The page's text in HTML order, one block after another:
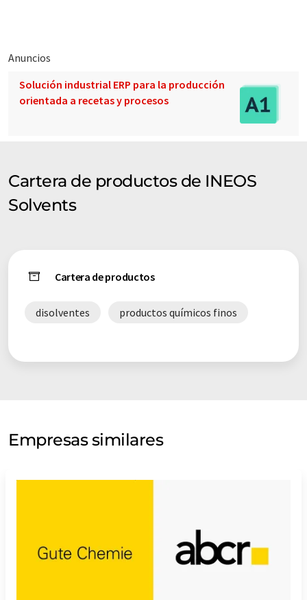
Anuncios
Solución industrial ERP para la producción
orientada a recetas y procesos
Cartera de productos de INEOS
Solvents
Cartera de productos
disolventes productos químicos finos
Empresas similares